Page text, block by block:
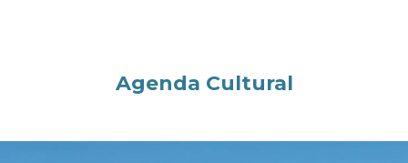
Agenda Cultural